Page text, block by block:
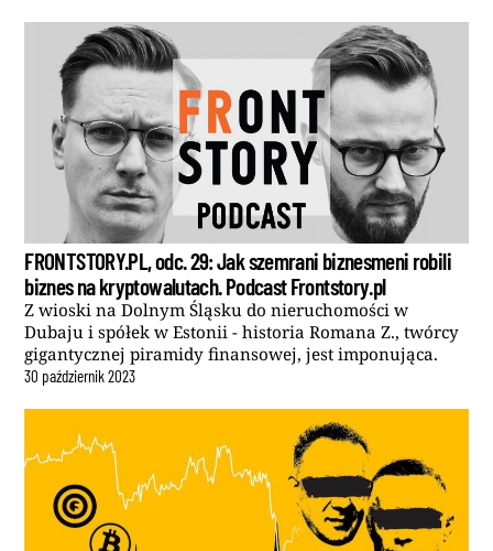
FRONTSTORY.PL, odc. 29: Jak szemrani biznesmeni robili
biznes na kryptowalutach. Podcast Frontstory.pl
Z wioski na Dolnym Śląsku do nieruchomości w
Dubaju i spółek w Estonii - historia Romana Z., twórcy
gigantycznej piramidy finansowej, jest imponująca.
30 październik2023